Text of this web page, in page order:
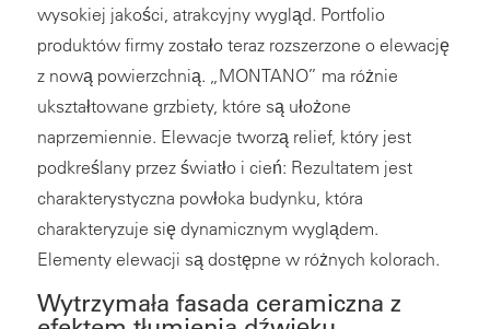
wysokiej jakości, atrakcyjny wygląd. Portfolio
produktów firmy zostało teraz rozszerzone o elewację
z nową powierzchnią. „MONTANO” ma różnie
ukształtowane grzbiety, które są ułożone
naprzemiennie. Elewacje tworzą relief, który jest
podkreślany przez światło i cień: Rezultatem jest
charakterystyczna powłoka budynku, która
charakteryzuje się dynamicznym wyglądem.
Elementy elewacji są dostępne w różnych kolorach.
Wytrzymała fasada ceramiczna z